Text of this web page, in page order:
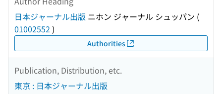
日本ジャーナル出版 ニホン ジャーナル シュッパン (
01002552 )
Authorities
Publication, Distribution, etc.
東京 : 日本ジャーナル出版